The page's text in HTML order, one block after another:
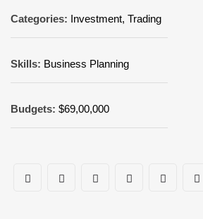
Categories: Investment, Trading
Skills: Business Planning
Budgets: $69,00,000